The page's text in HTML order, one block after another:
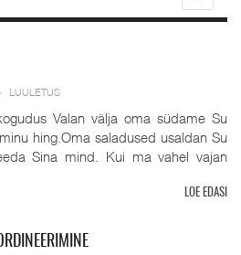
LUULETUS
Valan välja oma südame Su
hing.Oma saladused usaldan Su
Sina mind. Kui ma vahel vajan
LOE EDASI